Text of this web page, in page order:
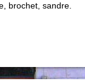
brochet, sandre.